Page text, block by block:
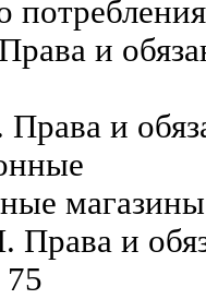
и
Права и
Права и
75